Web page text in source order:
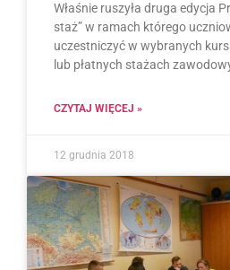
Właśnie ruszyła druga edycja
staż” w ramach którego
uczestniczyć w wybranych
lub płatnych stażach
CZYTAJ WIĘCEJ »
12 grudnia 2018